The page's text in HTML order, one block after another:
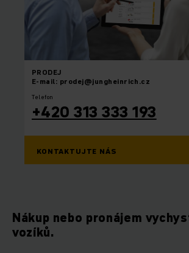
PRODEJ
E-mail: prodej@jungheinrich.cz
Telefon
+420 313 333 193
KONTAKTUJTE NÁS
Nákup nebo pronájem
vozíků.